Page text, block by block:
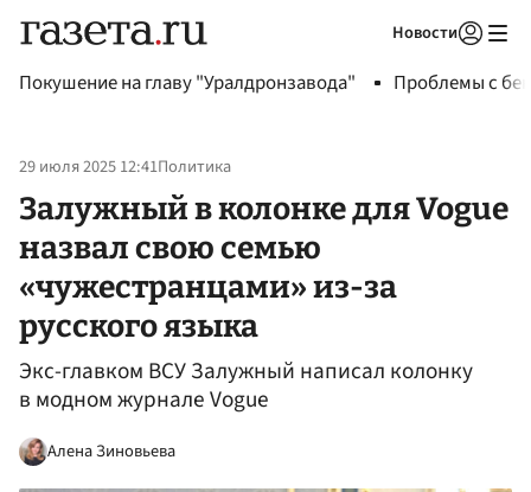
Новости
Покушение на главу "Уралдронзавода" Проблемы с
29 июля 2025 12:41Политика
Залужный в колонке для Vogue
назвал свою семью
«чужестранцами» из-за
русского языка
Экс-главком ВСУ Залужный написал колонку
в модном журнале Vogue
Алена Зиновьева